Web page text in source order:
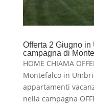
Offerta 2 Giugno
campagna di
HOME CHIAMA
Montefalco in
appartamenti
nella campagna